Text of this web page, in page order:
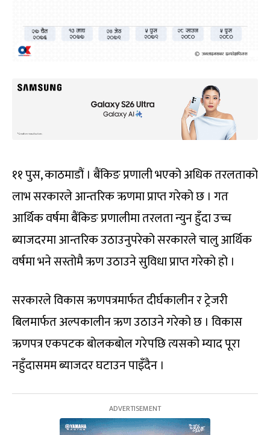
११ पुस, काठमाडौं । बैंकिङ प्रणाली भएको अधिक तरलताको
लाभ सरकारले आन्तरिक ऋणमा प्राप्त गरेको छ । गत
आर्थिक वर्षमा बैंकिङ प्रणालीमा तरलता न्युन हुँदा उच्च
ब्याजदरमा आन्तरिक उठाउनुपरेको सरकारले चालु आर्थिक
वर्षमा भने सस्तोमै ऋण उठाउने सुविधा प्राप्त गरेको हो ।
सरकारले विकास ऋणपत्रमार्फत दीर्घकालीन र ट्रेजरी
बिलमार्फत अल्पकालीन ऋण उठाउने गरेको छ । विकास
ऋणपत्र एकपटक बोलकबोल गरेपछि त्यसको म्याद पूरा
नहुँदासमम ब्याजदर घटाउन पाइँदैन ।